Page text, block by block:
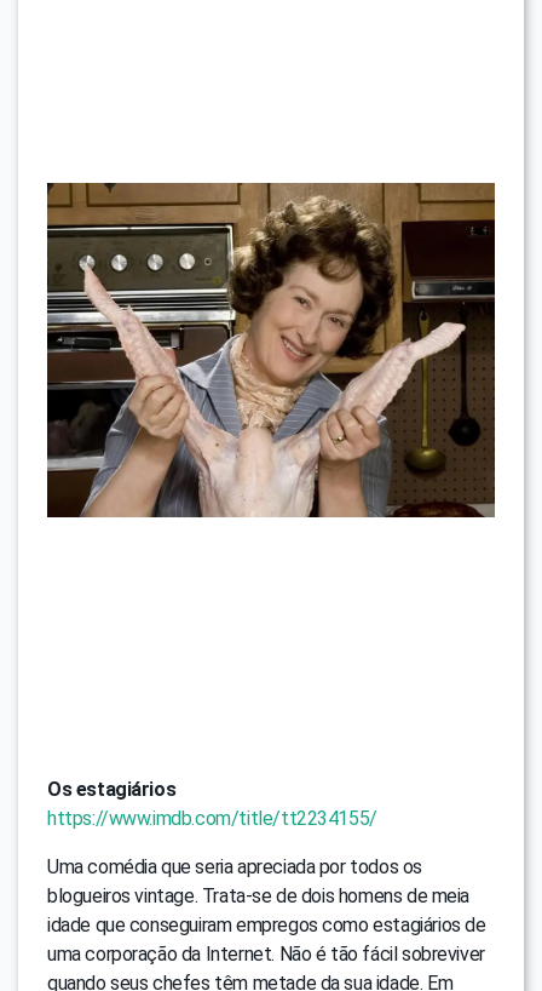
Os estagiários
https://www.imdb.com/title/tt2234155/
Uma comédia que seria apreciada por todos os
blogueiros vintage. Trata-se de dois homens de meia
idade que conseguiram empregos como estagiários de
uma corporação da Internet. Não é tão fácil sobreviver
quando seus chefes têm metade da sua idade. Em